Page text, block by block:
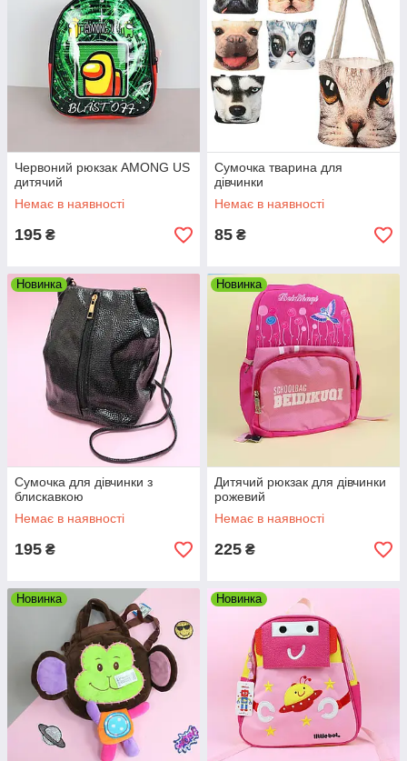
Червоний рюкзак AMONG US
дитячий
Немає в наявності
195 ₴
Сумочка тварина для
дівчинки
Немає в наявності
85 ₴
Новинка
Сумочка для дівчинки з
блискавкою
Немає в наявності
195 ₴
Новинка
Дитячий рюкзак для дівчинки
рожевий
Немає в наявності
225 ₴
Новинка Новинка